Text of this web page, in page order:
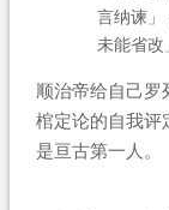
言纳谏」
未能省改
顺治帝给自己罗
棺定论的自我评
是亘古第一人。